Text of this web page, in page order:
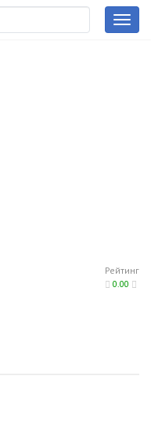
Рейтинг
0.00